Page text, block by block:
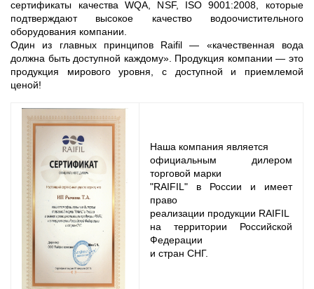
сертификаты качества WQA, NSF, ISO 9001:2008, которые
подтверждают высокое качество водоочистительного
оборудования компании.
Один из главных принципов Raifil — «качественная вода
должна быть доступной каждому». Продукция компании — это
продукция мирового уровня, с доступной и приемлемой
ценой!
Наша компания является
официальным дилером
торговой марки
"RAIFIL" в России и имеет
право
реализации продукции RAIFIL
на территории Российской
Федерации
и стран СНГ.